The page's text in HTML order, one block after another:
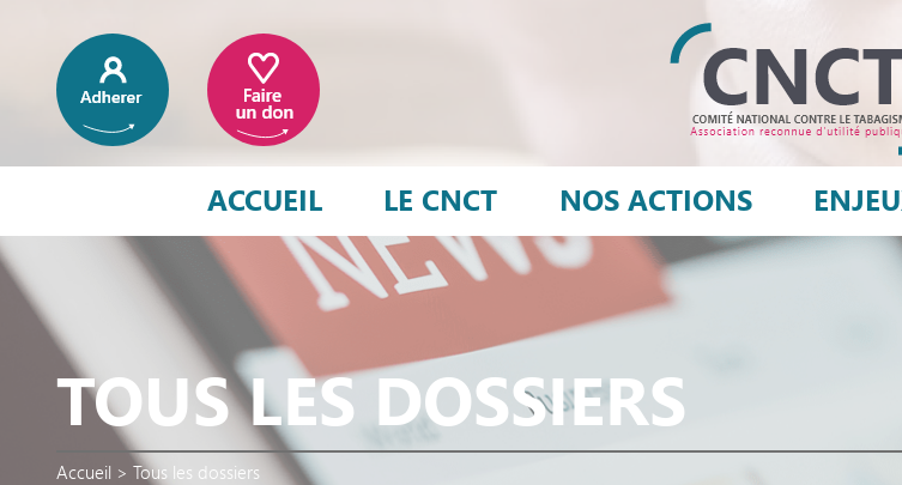
ACCUEIL LE CNCT NOS ACTIONS
TOUS LES DOSSIERS
Accueil > Tous les dossiers